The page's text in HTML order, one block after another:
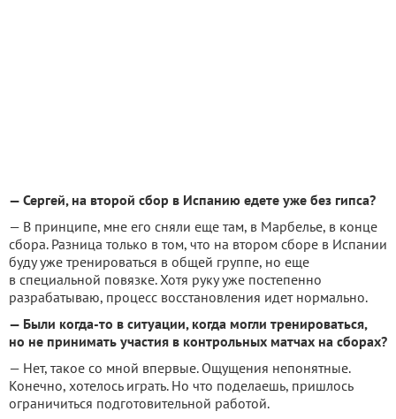
— Сергей, на второй сбор в Испанию едете уже без гипса?
— В принципе, мне его сняли еще там, в Марбелье, в конце
сбора. Разница только в том, что на втором сборе в Испании
буду уже тренироваться в общей группе, но еще
в специальной повязке. Хотя руку уже постепенно
разрабатываю, процесс восстановления идет нормально.
— Были когда-то в ситуации, когда могли тренироваться,
но не принимать участия в контрольных матчах на сборах?
— Нет, такое со мной впервые. Ощущения непонятные.
Конечно, хотелось играть. Но что поделаешь, пришлось
ограничиться подготовительной работой.